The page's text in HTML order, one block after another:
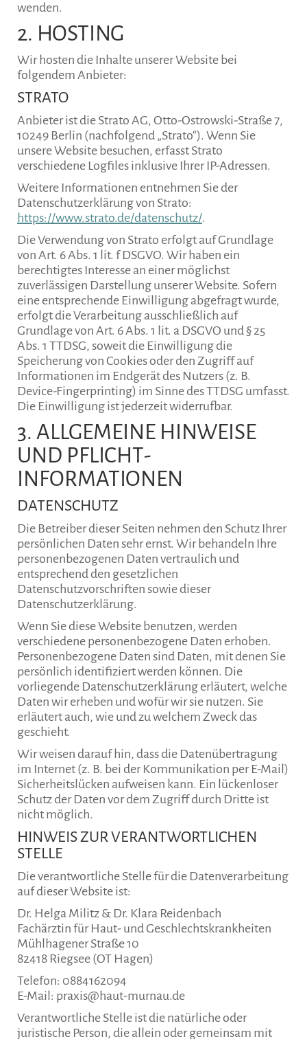
wenden.
2. HOSTING
Wir hosten die Inhalte unserer Website bei
folgendem Anbieter:
STRATO
Anbieter ist die Strato AG, Otto-Ostrowski-Straße 7,
10249 Berlin (nachfolgend „Strato“). Wenn Sie
unsere Website besuchen, erfasst Strato
verschiedene Logfiles inklusive Ihrer IP-Adressen.
Weitere Informationen entnehmen Sie der
Datenschutzerklärung von Strato:
https://www.strato.de/datenschutz/.
Die Verwendung von Strato erfolgt auf Grundlage
von Art. 6 Abs. 1 lit. f DSGVO. Wir haben ein
berechtigtes Interesse an einer möglichst
zuverlässigen Darstellung unserer Website. Sofern
eine entsprechende Einwilligung abgefragt wurde,
erfolgt die Verarbeitung ausschließlich auf
Grundlage von Art. 6 Abs. 1 lit. a DSGVO und § 25
Abs. 1 TTDSG, soweit die Einwilligung die
Speicherung von Cookies oder den Zugriff auf
Informationen im Endgerät des Nutzers (z. B.
Device-Fingerprinting) im Sinne des TTDSG umfasst.
Die Einwilligung ist jederzeit widerrufbar.
3. ALLGEMEINE HINWEISE
UND PFLICHT­
INFORMATIONEN
DATENSCHUTZ
Die Betreiber dieser Seiten nehmen den Schutz Ihrer
persönlichen Daten sehr ernst. Wir behandeln Ihre
personenbezogenen Daten vertraulich und
entsprechend den gesetzlichen
Datenschutzvorschriften sowie dieser
Datenschutzerklärung.
Wenn Sie diese Website benutzen, werden
verschiedene personenbezogene Daten erhoben.
Personenbezogene Daten sind Daten, mit denen Sie
persönlich identifiziert werden können. Die
vorliegende Datenschutzerklärung erläutert, welche
Daten wir erheben und wofür wir sie nutzen. Sie
erläutert auch, wie und zu welchem Zweck das
geschieht.
Wir weisen darauf hin, dass die Datenübertragung
im Internet (z. B. bei der Kommunikation per E-Mail)
Sicherheitslücken aufweisen kann. Ein lückenloser
Schutz der Daten vor dem Zugriff durch Dritte ist
nicht möglich.
HINWEIS ZUR VERANTWORTLICHEN
STELLE
Die verantwortliche Stelle für die Datenverarbeitung
auf dieser Website ist:
Dr. Helga Militz & Dr. Klara Reidenbach
Fachärztin für Haut- und Geschlechtskrankheiten
Mühlhagener Straße 10
82418 Riegsee (OT Hagen)
Telefon: 0884162094
E-Mail: praxis@haut-murnau.de
Verantwortliche Stelle ist die natürliche oder
juristische Person, die allein oder gemeinsam mit